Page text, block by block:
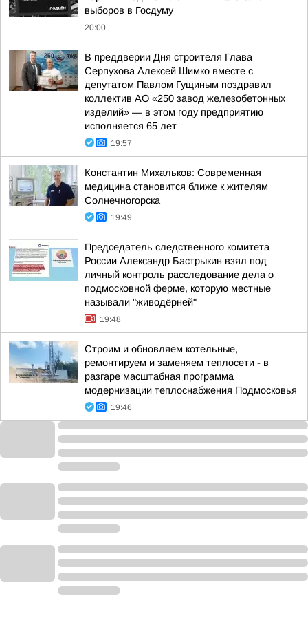
выборов в Госдуму
20:00
В преддверии Дня строителя Глава
Серпухова Алексей Шимко вместе с
депутатом Павлом Гущиным поздравил
коллектив АО «250 завод железобетонных
изделий» — в этом году предприятию
исполняется 65 лет
19:57
Константин Михальков: Современная
медицина становится ближе к жителям
Солнечногорска
19:49
Председатель следственного комитета
России Александр Бастрыкин взял под
личный контроль расследование дела о
подмосковной ферме, которую местные
называли "живодёрней"
19:48
Строим и обновляем котельные,
ремонтируем и заменяем теплосети - в
разгаре масштабная программа
модернизации теплоснабжения Подмосковья
19:46